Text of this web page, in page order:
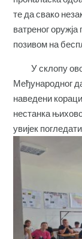
те да свако
ватреног оружја
позивом на
У склопу
Међународног
наведени
нестанка
увијек